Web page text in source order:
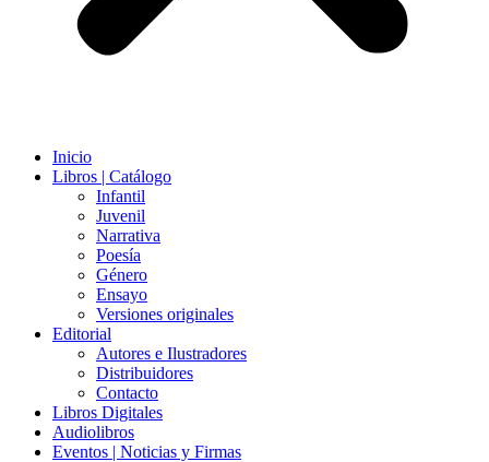
Inicio
Libros | Catálogo
Infantil
Juvenil
Narrativa
Poesía
Género
Ensayo
Versiones originales
Editorial
Autores e Ilustradores
Distribuidores
Contacto
Libros Digitales
Audiolibros
Eventos | Noticias y Firmas